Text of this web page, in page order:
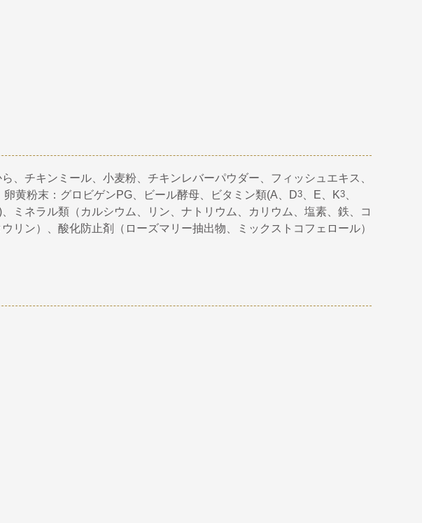
、チキンミール、小麦粉、チキンレバーパウダー、フィッシュエキス、
黄粉末：グロビゲンPG、ビール酵母、ビタミン類(A、D3 、E、K3
、ミネラル類（カルシウム、リン、ナトリウム、カリウム、塩素、鉄、コ
ン）、酸化防止剤（ローズマリー抽出物、ミックストコフェロール）